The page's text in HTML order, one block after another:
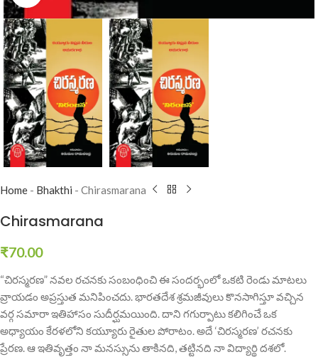
Home - Bhakthi - Chirasmarana
Chirasmarana
₹70.00
“చిరస్మరణ” నవల రచనకు సంబంధించి ఈ సందర్భంలో ఒకటి రెండు మాటలు
వ్రాయడం అప్రస్తుత మనిపించదు. భారతదేశ శ్రమజీవులు కొనసాగిస్తూ వచ్చిన
వర్గ సమారా ఇతిహాసం సుదీర్ఘమయింది. దాని గగుర్పాటు కలిగించే ఒక
అధ్యాయం కేరళలోని కయ్యూరు రైతుల పోరాటం. అదే ‘చిరస్మరణ’ రచనకు
ప్రేరణ. ఆ ఇతివృత్తం నా మనస్సును తాకినది, తట్టినది నా విద్యార్థి దశలో.